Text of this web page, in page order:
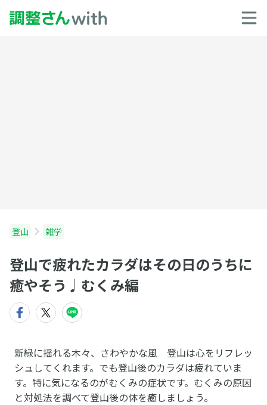
登山 雑学
登山で疲れたカラダはその日のうちに
癒やそう♩むくみ編
新緑に揺れる木々、さわやかな風 登山は心をリフレッ
シュしてくれます。でも登山後のカラダは疲れていま
す。特に気になるのがむくみの症状です。むくみの原因
と対処法を調べて登山後の体を癒しましょう。